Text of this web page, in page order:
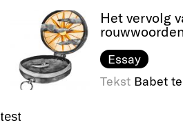
Het vervolg
Essay
Tekst Babet
test